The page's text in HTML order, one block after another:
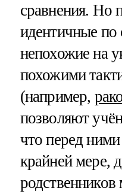
сравнения. Но
идентичные
непохожие на
похожими
(например,
позволяют
что перед
крайней мере,